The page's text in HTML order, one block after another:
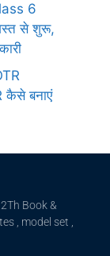
6
से शुरू,
बनाएं
Book &
, model set ,